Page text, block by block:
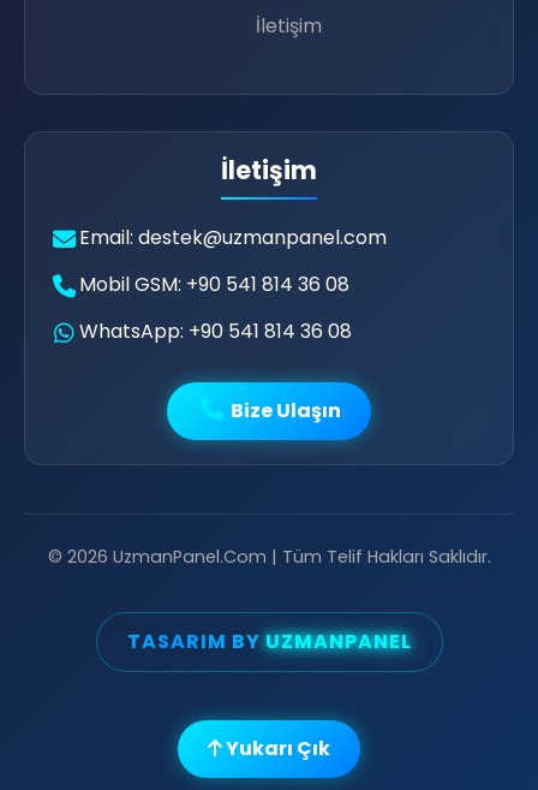
💚
😍
💖
📢 🥳
İletişim
İletişim
Email: destek@uzmanpanel.com
Mobil GSM: +90 541 814 36 08
WhatsApp: +90 541 814 36 08
Bize Ulaşın
© 2026 UzmanPanel.Com | Tüm Telif Hakları Saklıdır.
TASARIM BYUZMANPANEL
Yukarı Çık